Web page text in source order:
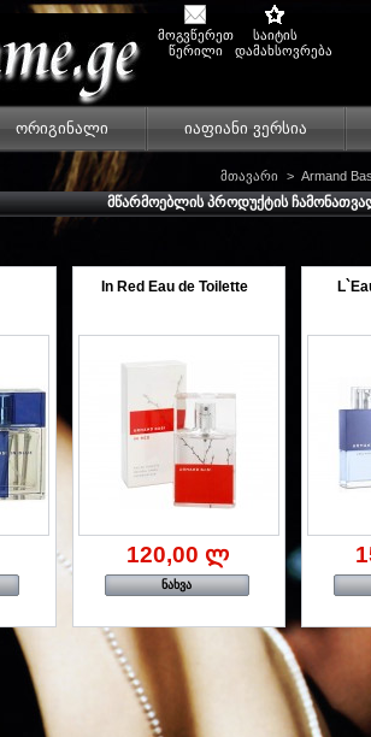
მოგვწერეთ
წერილი
საიტის
დამახსოვრება
ორიგინალი იაფიანი ვერსია
მთავარი > Armand
ᲛᲬᲐᲠᲛᲝᲔᲑᲚᲘᲡ ᲞᲠᲝᲓᲣᲥᲢᲘᲡ
In Red Eau de Toilette
120,00 ლ
ნახვა